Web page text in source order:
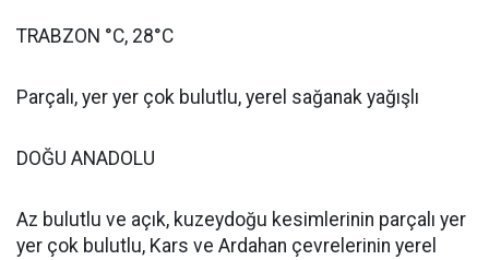
TRABZON °C, 28°C
Parçalı, yer yer çok bulutlu, yerel sağanak yağışlı
DOĞU ANADOLU
Az bulutlu ve açık, kuzeydoğu kesimlerinin parçalı yer
yer çok bulutlu, Kars ve Ardahan çevrelerinin yerel